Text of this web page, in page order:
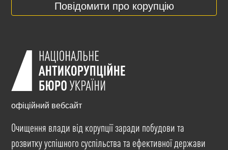
Повідомити про корупцію
офіційний вебсайт
Очищення влади від корупції заради побудови та
розвитку успішного суспільства та ефективної держави